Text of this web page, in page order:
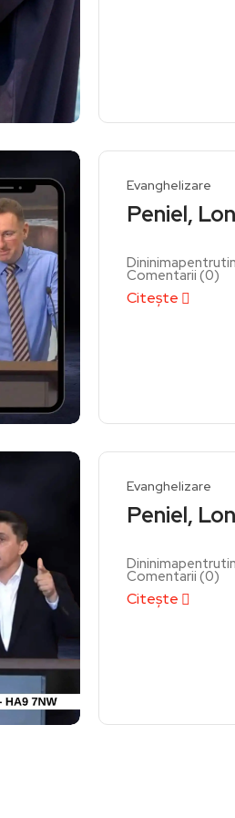
Evanghelizare
Peniel,
Comentarii (0)
Citește
Evanghelizare
Peniel,
Comentarii (0)
Citește